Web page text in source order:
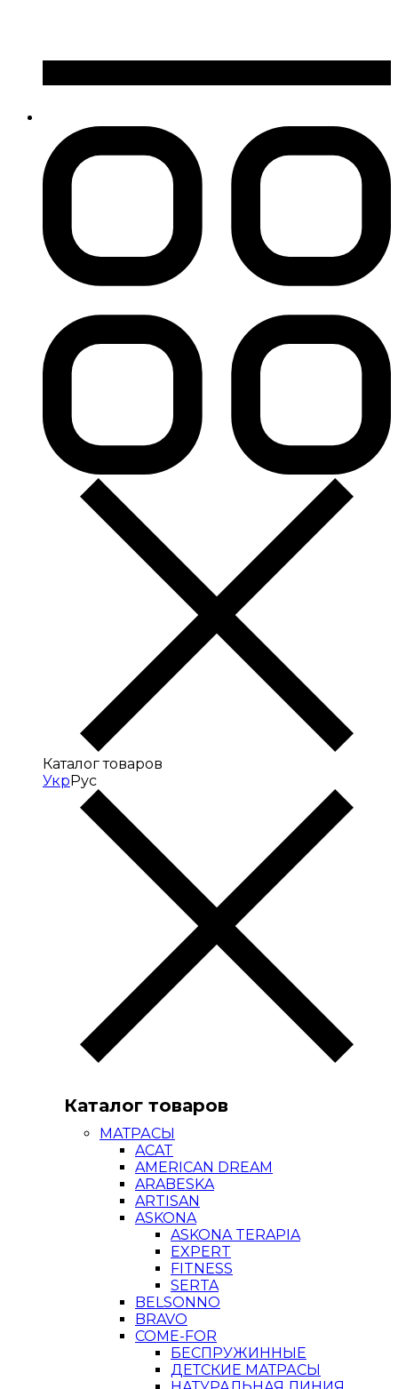
Каталог товаров
УкрРус
Каталог товаров
МАТРАСЫ
ACAT
AMERICAN DREAM
ARABESKA
ARTISAN
ASKONA
ASKONA TERAPIA
EXPERT
FITNESS
SERTA
BELSONNO
BRAVO
COME-FOR
БЕСПРУЖИННЫЕ
ДЕТСКИЕ МАТРАСЫ